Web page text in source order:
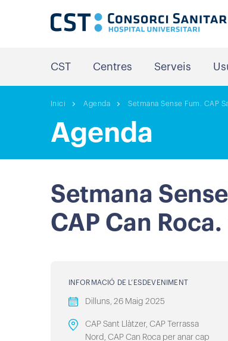
CST Centres Serveis
Inici Agenda Setmana Sense Fum. CAP
Agenda
Setmana
CAP Can
INFORMACIÓ DE L’ESDEVENIMENT
Dilluns, 26 Maig 2025
CAP Sant Llàtzer, CAP Terrassa
Nord, CAP Can Roca per anar cap